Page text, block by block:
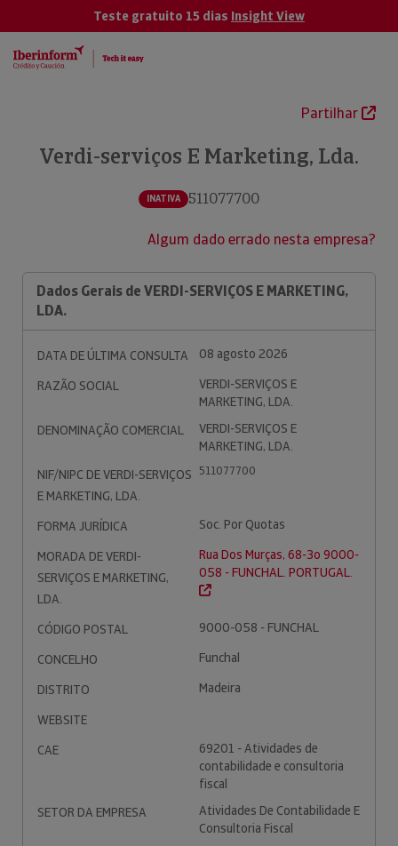
Teste gratuito 15 dias Insight View
Partilhar
Verdi-serviços E Marketing, Lda.
INATIVA 511077700
Algum dado errado nesta empresa?
Dados Gerais de VERDI-SERVIÇOS E MARKETING,
LDA.
DATA DE ÚLTIMA CONSULTA
08 agosto 2026
RAZÃO SOCIAL
VERDI-SERVIÇOS E
MARKETING, LDA.
DENOMINAÇÃO COMERCIAL
VERDI-SERVIÇOS E
MARKETING, LDA.
NIF/NIPC DE VERDI-SERVIÇOS
E MARKETING, LDA.
511077700
FORMA JURÍDICA
Soc. Por Quotas
MORADA DE VERDI-
SERVIÇOS E MARKETING,
LDA.
Rua Dos Murças, 68-3o 9000-
058 - FUNCHAL. PORTUGAL.
CÓDIGO POSTAL
9000-058 - FUNCHAL
CONCELHO
Funchal
DISTRITO
Madeira
WEBSITE
CAE
69201 - Atividades de
contabilidade e consultoria
fiscal
SETOR DA EMPRESA
Atividades De Contabilidade E
Consultoria Fiscal